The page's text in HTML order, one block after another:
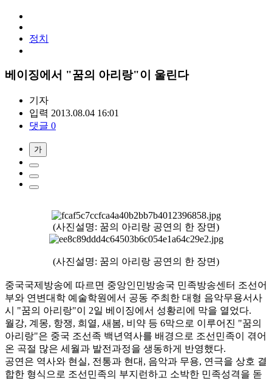
정치
베이징에서 "꿈의 아리랑"이 울린다
기자
입력 2013.08.04 16:01
댓글 0
가
(사진설명: 꿈의 아리랑 공연의 한 장면)
(사진설명: 꿈의 아리랑 공연의 한 장면)
중국국제방송에 따르면 중앙인민방송국 민족방송센터 조선어
부와 연변대학 예술학원에서 공동 주최한 대형 음악무용서사
시 "꿈의 아리랑"이 2일 베이징에서 성황리에 막을 열었다.
월강, 계몽, 항쟁, 희열, 새봄, 비약 등 6막으로 이루어진 "꿈의
아리랑"은 중국 조선족 백년역사를 배경으로 조선민족이 겪어
온 곡절 많은 세월과 발전과정을 생동하게 반영했다.
공연은 역사와 현실, 전통과 현대, 음악과 무용, 연극을 상호 결
합한 형식으로 조선민족의 부지런하고 소박한 민족성격을 돋